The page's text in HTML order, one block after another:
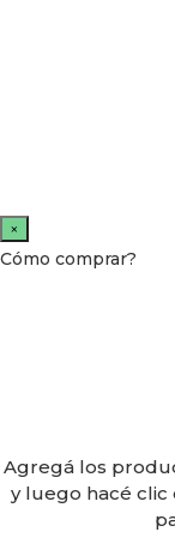
×
Cómo comprar?
Agregá los
y luego hacé